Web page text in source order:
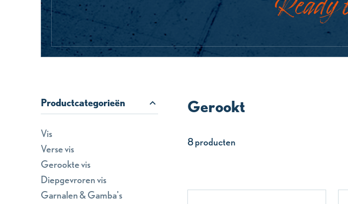
Productcategorieën
Vis
Verse vis
Gerookte vis
Diepgevroren vis
Garnalen & Gamba's
Gerookt
8 producten